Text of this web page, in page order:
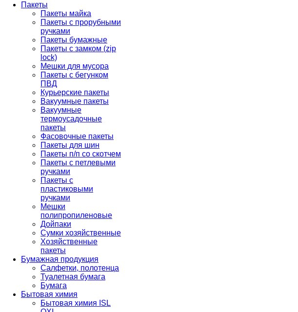
Пакеты
Пакеты майка
Пакеты с прорубными
ручками
Пакеты бумажные
Пакеты с замком (zip
lock)
Мешки для мусора
Пакеты с бегунком
ПВД
Курьерские пакеты
Вакуумные пакеты
Вакуумные
термоусадочные
пакеты
Фасовочные пакеты
Пакеты для шин
Пакеты п/п со скотчем
Пакеты с петлевыми
ручками
Пакеты с
пластиковыми
ручками
Мешки
полипропиленовые
Дойпаки
Сумки хозяйственные
Хозяйственные
пакеты
Бумажная продукция
Салфетки, полотенца
Туалетная бумага
Бумага
Бытовая химия
Бытовая химия ISL